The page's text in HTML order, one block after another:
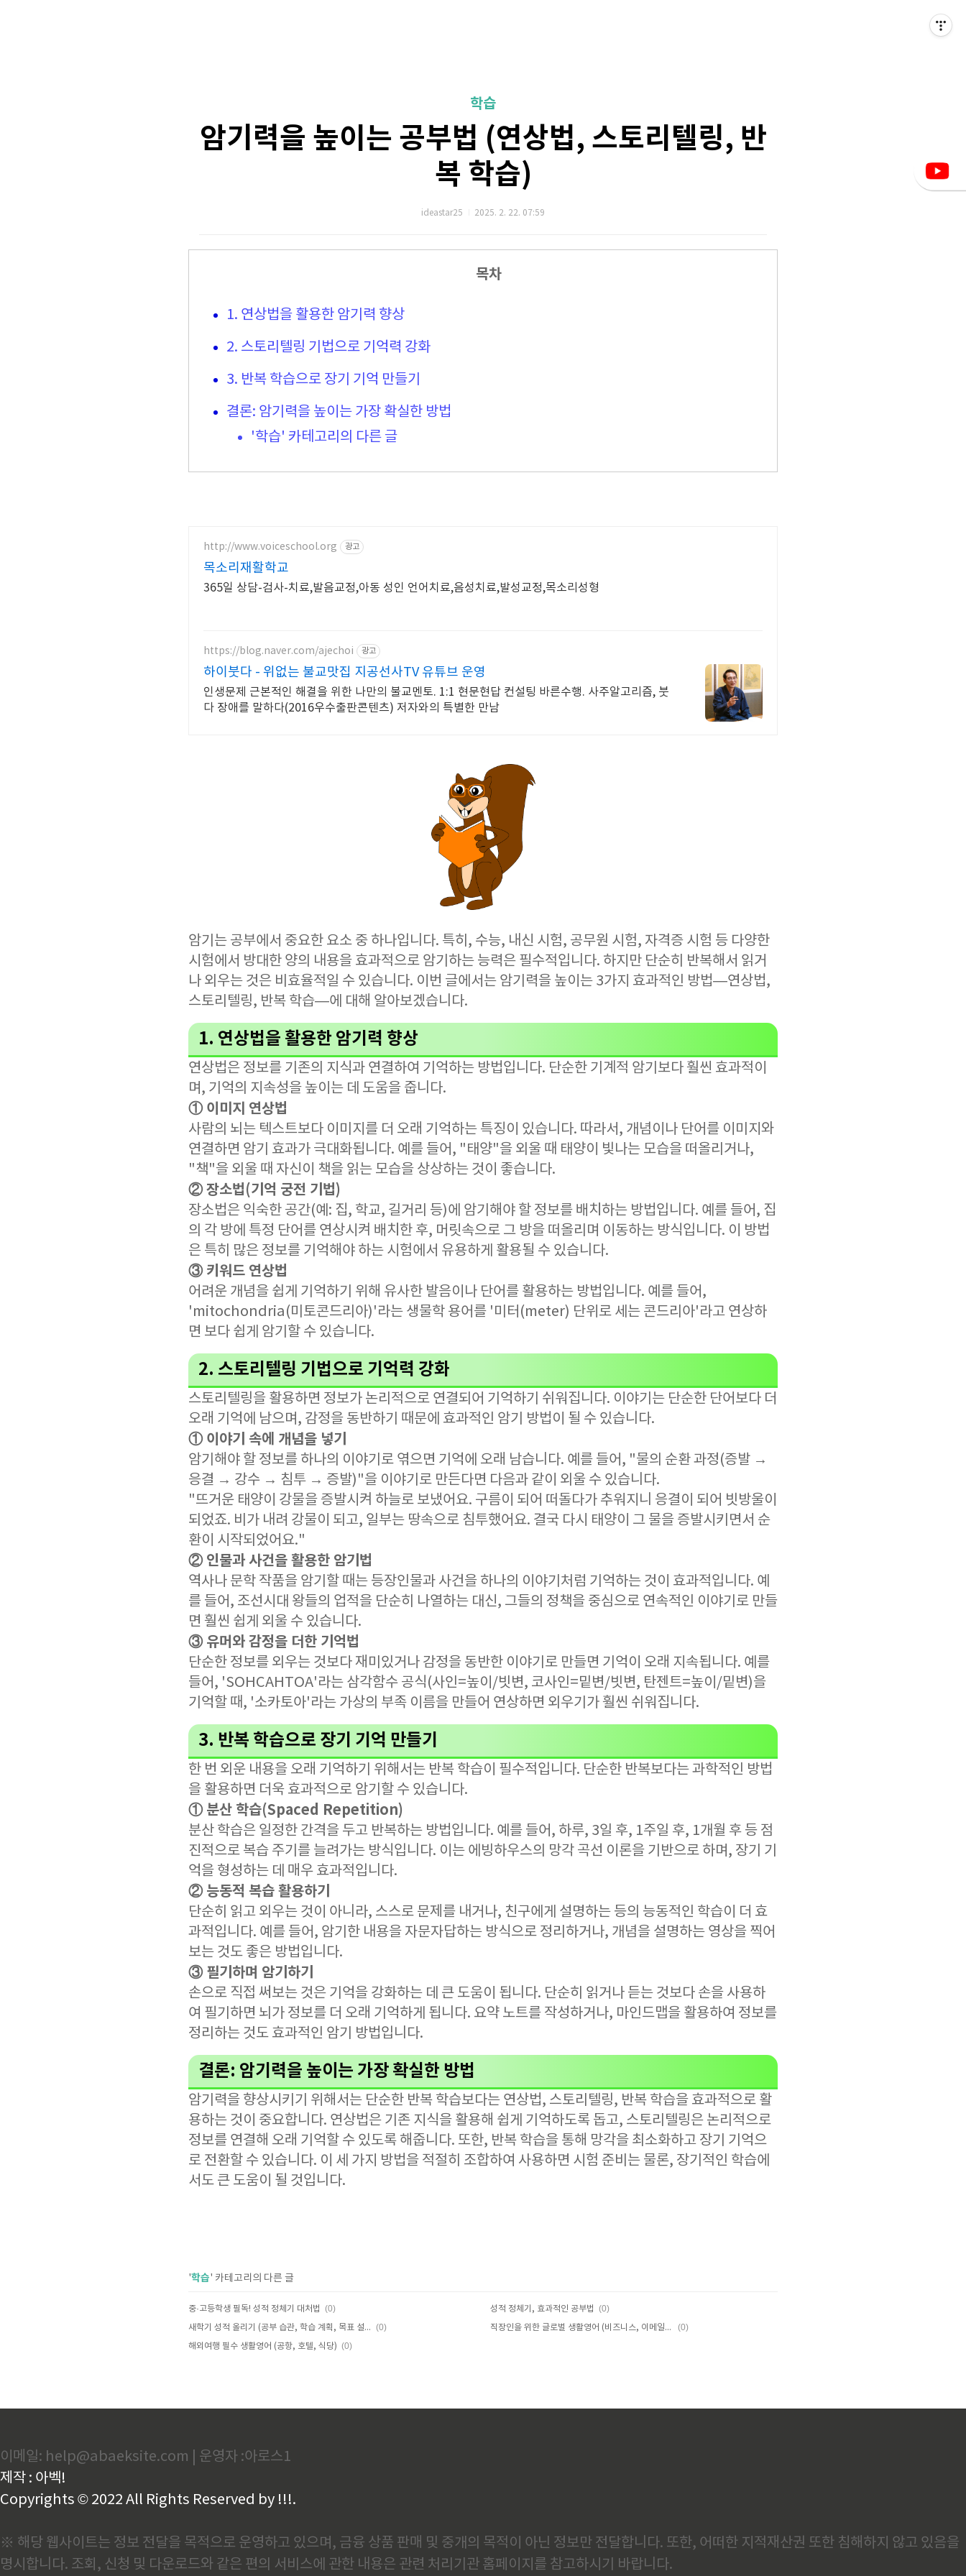
학습
암기력을 높이는 공부법 (연상법, 스토리텔링, 반
복 학습)
ideastar25 2025. 2. 22. 07:59
목차
1. 연상법을 활용한 암기력 향상
2. 스토리텔링 기법으로 기억력 강화
3. 반복 학습으로 장기 기억 만들기
결론: 암기력을 높이는 가장 확실한 방법
'학습' 카테고리의 다른 글
http://www.voiceschool.org 광고
목소리재활학교
365일 상담-검사-치료,발음교정,아동 성인 언어치료,음성치료,발성교정,목소리성형
https://blog.naver.com/ajechoi 광고
하이붓다 - 위없는 불교맛집 지공선사TV 유튜브 운영
인생문제 근본적인 해결을 위한 나만의 불교멘토. 1:1 현문현답 컨설팅 바른수행. 사주알고리즘, 붓
다 장애를 말하다(2016우수출판콘텐츠) 저자와의 특별한 만남
암기는 공부에서 중요한 요소 중 하나입니다. 특히, 수능, 내신 시험, 공무원 시험, 자격증 시험 등 다양한
시험에서 방대한 양의 내용을 효과적으로 암기하는 능력은 필수적입니다. 하지만 단순히 반복해서 읽거
나 외우는 것은 비효율적일 수 있습니다. 이번 글에서는 암기력을 높이는 3가지 효과적인 방법—연상법,
스토리텔링, 반복 학습—에 대해 알아보겠습니다.
1. 연상법을 활용한 암기력 향상
연상법은 정보를 기존의 지식과 연결하여 기억하는 방법입니다. 단순한 기계적 암기보다 훨씬 효과적이
며, 기억의 지속성을 높이는 데 도움을 줍니다.
① 이미지 연상법
사람의 뇌는 텍스트보다 이미지를 더 오래 기억하는 특징이 있습니다. 따라서, 개념이나 단어를 이미지와
연결하면 암기 효과가 극대화됩니다. 예를 들어, "태양"을 외울 때 태양이 빛나는 모습을 떠올리거나,
"책"을 외울 때 자신이 책을 읽는 모습을 상상하는 것이 좋습니다.
② 장소법(기억 궁전 기법)
장소법은 익숙한 공간(예: 집, 학교, 길거리 등)에 암기해야 할 정보를 배치하는 방법입니다. 예를 들어, 집
의 각 방에 특정 단어를 연상시켜 배치한 후, 머릿속으로 그 방을 떠올리며 이동하는 방식입니다. 이 방법
은 특히 많은 정보를 기억해야 하는 시험에서 유용하게 활용될 수 있습니다.
③ 키워드 연상법
어려운 개념을 쉽게 기억하기 위해 유사한 발음이나 단어를 활용하는 방법입니다. 예를 들어,
'mitochondria(미토콘드리아)'라는 생물학 용어를 '미터(meter) 단위로 세는 콘드리아'라고 연상하
면 보다 쉽게 암기할 수 있습니다.
2. 스토리텔링 기법으로 기억력 강화
스토리텔링을 활용하면 정보가 논리적으로 연결되어 기억하기 쉬워집니다. 이야기는 단순한 단어보다 더
오래 기억에 남으며, 감정을 동반하기 때문에 효과적인 암기 방법이 될 수 있습니다.
① 이야기 속에 개념을 넣기
암기해야 할 정보를 하나의 이야기로 엮으면 기억에 오래 남습니다. 예를 들어, "물의 순환 과정(증발 →
응결 → 강수 → 침투 → 증발)"을 이야기로 만든다면 다음과 같이 외울 수 있습니다.
"뜨거운 태양이 강물을 증발시켜 하늘로 보냈어요. 구름이 되어 떠돌다가 추워지니 응결이 되어 빗방울이
되었죠. 비가 내려 강물이 되고, 일부는 땅속으로 침투했어요. 결국 다시 태양이 그 물을 증발시키면서 순
환이 시작되었어요."
② 인물과 사건을 활용한 암기법
역사나 문학 작품을 암기할 때는 등장인물과 사건을 하나의 이야기처럼 기억하는 것이 효과적입니다. 예
를 들어, 조선시대 왕들의 업적을 단순히 나열하는 대신, 그들의 정책을 중심으로 연속적인 이야기로 만들
면 훨씬 쉽게 외울 수 있습니다.
③ 유머와 감정을 더한 기억법
단순한 정보를 외우는 것보다 재미있거나 감정을 동반한 이야기로 만들면 기억이 오래 지속됩니다. 예를
들어, 'SOHCAHTOA'라는 삼각함수 공식(사인=높이/빗변, 코사인=밑변/빗변, 탄젠트=높이/밑변)을
기억할 때, '소카토아'라는 가상의 부족 이름을 만들어 연상하면 외우기가 훨씬 쉬워집니다.
3. 반복 학습으로 장기 기억 만들기
한 번 외운 내용을 오래 기억하기 위해서는 반복 학습이 필수적입니다. 단순한 반복보다는 과학적인 방법
을 활용하면 더욱 효과적으로 암기할 수 있습니다.
① 분산 학습(Spaced Repetition)
분산 학습은 일정한 간격을 두고 반복하는 방법입니다. 예를 들어, 하루, 3일 후, 1주일 후, 1개월 후 등 점
진적으로 복습 주기를 늘려가는 방식입니다. 이는 에빙하우스의 망각 곡선 이론을 기반으로 하며, 장기 기
억을 형성하는 데 매우 효과적입니다.
② 능동적 복습 활용하기
단순히 읽고 외우는 것이 아니라, 스스로 문제를 내거나, 친구에게 설명하는 등의 능동적인 학습이 더 효
과적입니다. 예를 들어, 암기한 내용을 자문자답하는 방식으로 정리하거나, 개념을 설명하는 영상을 찍어
보는 것도 좋은 방법입니다.
③ 필기하며 암기하기
손으로 직접 써보는 것은 기억을 강화하는 데 큰 도움이 됩니다. 단순히 읽거나 듣는 것보다 손을 사용하
여 필기하면 뇌가 정보를 더 오래 기억하게 됩니다. 요약 노트를 작성하거나, 마인드맵을 활용하여 정보를
정리하는 것도 효과적인 암기 방법입니다.
결론: 암기력을 높이는 가장 확실한 방법
암기력을 향상시키기 위해서는 단순한 반복 학습보다는 연상법, 스토리텔링, 반복 학습을 효과적으로 활
용하는 것이 중요합니다. 연상법은 기존 지식을 활용해 쉽게 기억하도록 돕고, 스토리텔링은 논리적으로
정보를 연결해 오래 기억할 수 있도록 해줍니다. 또한, 반복 학습을 통해 망각을 최소화하고 장기 기억으
로 전환할 수 있습니다. 이 세 가지 방법을 적절히 조합하여 사용하면 시험 준비는 물론, 장기적인 학습에
서도 큰 도움이 될 것입니다.
'학습' 카테고리의 다른 글
중·고등학생 필독! 성적 정체기 대처법 (0) 성적 정체기, 효과적인 공부법 (0)
새학기 성적 올리기 (공부 습관, 학습 계획, 목표 설정) (0) 직장인을 위한 글로벌 생활영어 (비즈니스, 이메일, 회의) (0)
해외여행 필수 생활영어 (공항, 호텔, 식당) (0)
이메일: help@abaeksite.com | 운영자 :아로스1
제작 : 아벡!
Copyrights © 2022 All Rights Reserved by !!!.
※ 해당 웹사이트는 정보 전달을 목적으로 운영하고 있으며, 금융 상품 판매 및 중개의 목적이 아닌 정보만 전달합니다. 또한, 어떠한 지적재산권 또한 침해하지 않고 있음을
명시합니다. 조회, 신청 및 다운로드와 같은 편의 서비스에 관한 내용은 관련 처리기관 홈페이지를 참고하시기 바랍니다.